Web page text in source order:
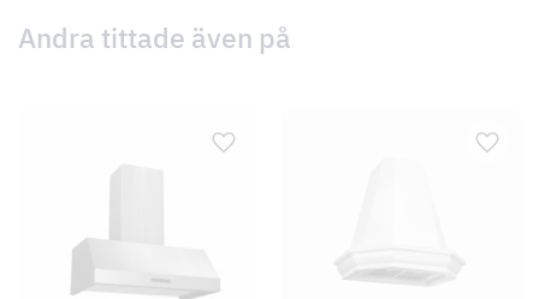
Andra tittade även på